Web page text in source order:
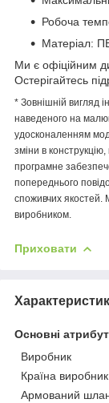
Робоча
Матеріал:
Ми є офіційним
Остерігайтесь
* Зовнішній вигляд
наведеного на
удосконаленням
зміни в
програмне
попереднього
споживчих якостей.
виробником.
Приховати
Основні
Виробник
Країна виробник
Армований